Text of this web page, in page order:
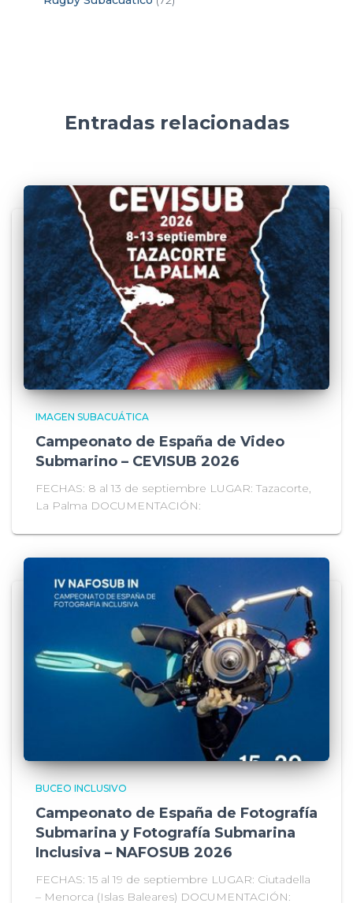
Entradas relacionadas
IMAGEN SUBACUÁTICA
Campeonato de España de Video
Submarino – CEVISUB 2026
FECHAS: 8 al 13 de septiembre LUGAR: Tazacorte,
La Palma DOCUMENTACIÓN:
BUCEO INCLUSIVO
Campeonato de España de Fotografía
Submarina y Fotografía Submarina
Inclusiva – NAFOSUB 2026
FECHAS: 15 al 19 de septiembre LUGAR: Ciutadella
– Menorca (Islas Baleares) DOCUMENTACIÓN: